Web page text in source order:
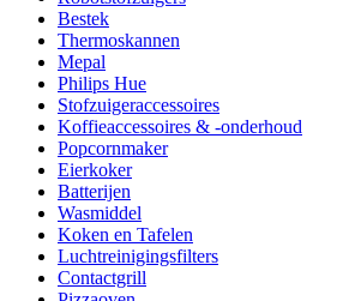
Bestek
Thermoskannen
Mepal
Philips Hue
Stofzuigeraccessoires
Koffieaccessoires & -onderhoud
Popcornmaker
Eierkoker
Batterijen
Wasmiddel
Koken en Tafelen
Luchtreinigingsfilters
Contactgrill